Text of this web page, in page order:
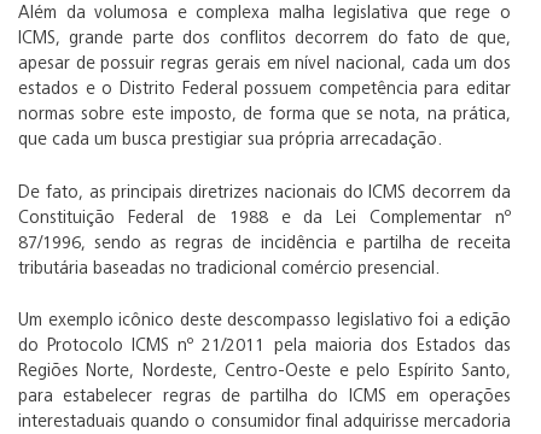
Além da volumosa e complexa malha legislativa que rege o
ICMS, grande parte dos conflitos decorrem do fato de que,
apesar de possuir regras gerais em nível nacional, cada um dos
estados e o Distrito Federal possuem competência para editar
normas sobre este imposto, de forma que se nota, na prática,
que cada um busca prestigiar sua própria arrecadação.
De fato, as principais diretrizes nacionais do ICMS decorrem da
Constituição Federal de 1988 e da Lei Complementar nº
87/1996, sendo as regras de incidência e partilha de receita
tributária baseadas no tradicional comércio presencial.
Um exemplo icônico deste descompasso legislativo foi a edição
do Protocolo ICMS nº 21/2011 pela maioria dos Estados das
Regiões Norte, Nordeste, Centro-Oeste e pelo Espírito Santo,
para estabelecer regras de partilha do ICMS em operações
interestaduais quando o consumidor final adquirisse mercadoria